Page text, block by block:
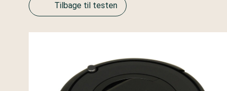
Tilbage til testen